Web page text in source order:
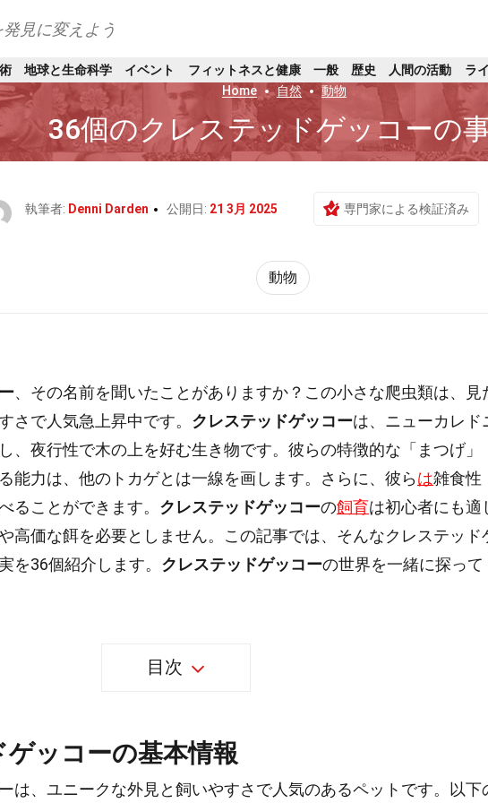
見に変えよう
地球と生命科学 イベント フィットネスと健康 一般 歴史 人間の活動 ラ
Home
自然 動物
36個のクレステッドゲッコーの
執筆者: Denni Darden 公開日: 21 3月 2025 専門家による検証済み
動物
、その名前を聞いたことがありますか？この小さな爬虫類は、見
さで人気急上昇中です。 クレステッドゲッコーは、ニューカレド
、夜行性で木の上を好む生き物です。彼らの特徴的な「まつげ」
能力は、他のトカゲとは一線を画します。さらに、彼らは雑食性
ることができます。 クレステッドゲッコーの飼育は初心者にも適
高価な餌を必要としません。この記事では、そんなクレステッド
を36個紹介します。 クレステッドゲッコーの世界を一緒に探って
目次
ッコーの基本情報
は、ユニークな外見と飼いやすさで人気のあるペットです。以下